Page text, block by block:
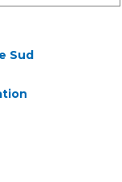
Sud